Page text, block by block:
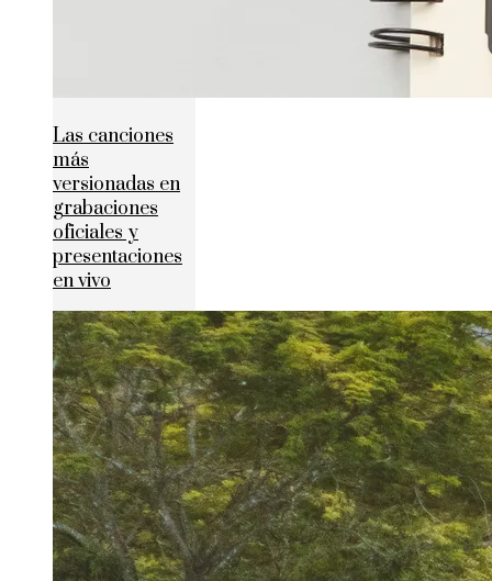
Las canciones
más
versionadas en
grabaciones
oficiales y
presentaciones
en vivo